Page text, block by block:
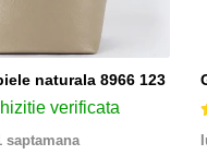
naturala 8966 123
verificata
saptamana